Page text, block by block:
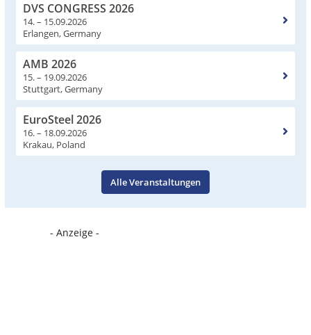
DVS CONGRESS 2026
14. – 15.09.2026
Erlangen, Germany
AMB 2026
15. – 19.09.2026
Stuttgart, Germany
EuroSteel 2026
16. – 18.09.2026
Krakau, Poland
Alle Veranstaltungen
- Anzeige -